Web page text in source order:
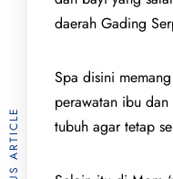
daerah Gading
Spa disini
perawatan ibu
tubuh agar tetap